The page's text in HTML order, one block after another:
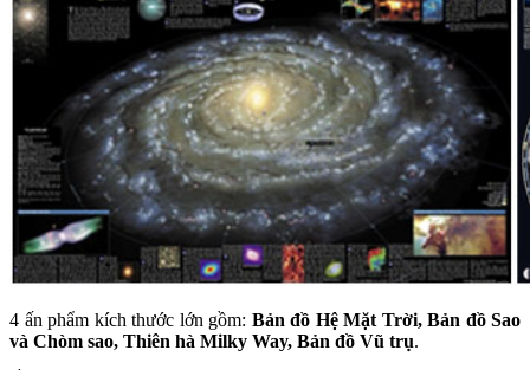
4 ấn phẩm kích thước lớn gồm: Bản đồ Hệ Mặt Trời, Bản đồ Sao
và Chòm sao, Thiên hà Milky Way, Bản đồ Vũ trụ.